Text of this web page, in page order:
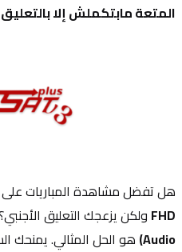
المتعة مابتكملش إلا بالتعليق
هل تفضل مشاهدة المباريات على
FHD ولكن يزعجك التعليق
Audio)